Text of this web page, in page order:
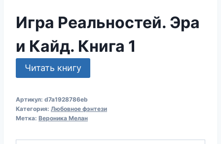
Игра Реальностей. Эра
и Кайд. Книга 1
Читать книгу
Артикул: d7a1928786eb
Категория: Любовное фэнтези
Метка: Вероника Мелан